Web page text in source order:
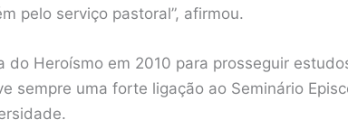
pelo serviço pastoral”, afirmou.
do Heroísmo em 2010 para prosseguir
sempre uma forte ligação ao Seminário